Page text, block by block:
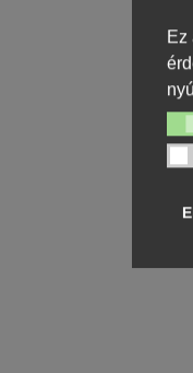
Ez